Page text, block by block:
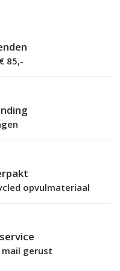
85,-
opvulmateriaal
gerust